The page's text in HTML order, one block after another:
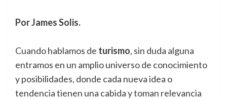
Por James Solis.
Cuando hablamos de turismo, sin duda alguna
entramos en un amplio universo de conocimiento
y posibilidades, donde cada nueva idea o
tendencia tienen una cabida y toman relevancia